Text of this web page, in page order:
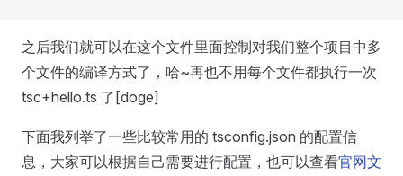
之后我们就可以在这个文件里面控制对我们整个项目中多
个文件的编译方式了，哈~再也不用每个文件都执行一次
tsc+hello.ts 了[doge]
下面我列举了一些比较常用的 tsconfig.json 的配置信
息，大家可以根据自己需要进行配置，也可以查看官网文